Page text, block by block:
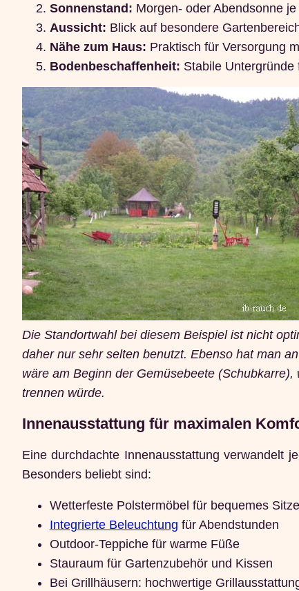
Sonnenstand: Morgen- oder Abendsonne
Aussicht: Blick auf besondere
Nähe zum Haus: Praktisch für Versorgung
Bodenbeschaffenheit: Stabile
Die Standortwahl bei diesem Beispiel ist nicht
daher nur sehr selten benutzt. Ebenso hat man
wäre am Beginn der Gemüsebeete
trennen würde.
Innenausstattung für maximalen
Eine durchdachte Innenausstattung verwandelt
Besonders beliebt sind:
Wetterfeste Polstermöbel für bequemes
Integrierte Beleuchtung für Abendstunden
Outdoor-Teppiche für warme Füße
Stauraum für Gartenzubehör und Kissen
Bei Grillhäusern: hochwertige